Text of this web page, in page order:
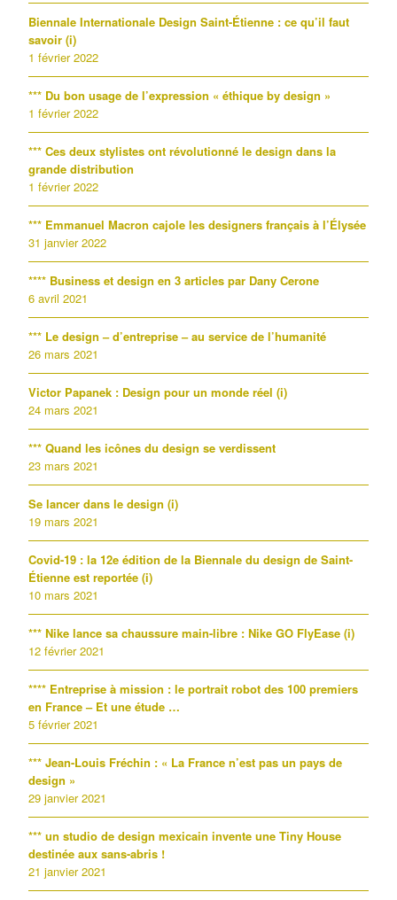
Biennale Internationale Design Saint-Étienne : ce qu’il faut
savoir (i)
1 février 2022
*** Du bon usage de l’expression « éthique by design »
1 février 2022
*** Ces deux stylistes ont révolutionné le design dans la
grande distribution
1 février 2022
*** Emmanuel Macron cajole les designers français à l’Élysée
31 janvier 2022
**** Business et design en 3 articles par Dany Cerone
6 avril 2021
*** Le design – d’entreprise – au service de l’humanité
26 mars 2021
Victor Papanek : Design pour un monde réel (i)
24 mars 2021
*** Quand les icônes du design se verdissent
23 mars 2021
Se lancer dans le design (i)
19 mars 2021
Covid-19 : la 12e édition de la Biennale du design de Saint-
Étienne est reportée (i)
10 mars 2021
*** Nike lance sa chaussure main-libre : Nike GO FlyEase (i)
12 février 2021
**** Entreprise à mission : le portrait robot des 100 premiers
en France – Et une étude …
5 février 2021
*** Jean-Louis Fréchin : « La France n’est pas un pays de
design »
29 janvier 2021
*** un studio de design mexicain invente une Tiny House
destinée aux sans-abris !
21 janvier 2021